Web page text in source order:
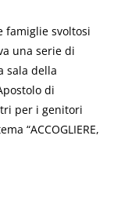
famiglie svoltosi
una serie di
sala della
di
per i genitori
“ACCOGLIERE,